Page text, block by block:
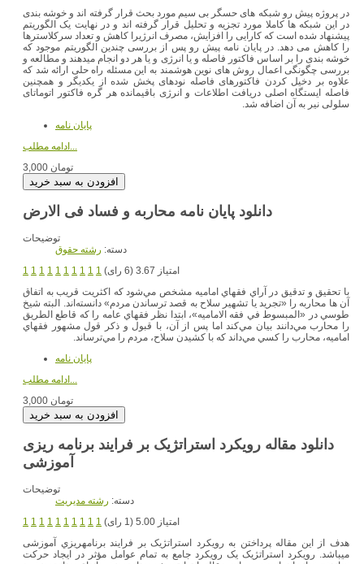
در پروژه پیش رو شبکه های حسگر بی سیم مورد بحث قرار گرفته اند و خوشه بندی
در این شبکه ها کاملا مورد تجزیه و تحلیل قرار گرفته اند و در نهایت یک الگوریتم
پیشنهاد شده است که کارایی را افزایش، مصرف انرژیرا کاهش و تعداد سرکلاسترها
را کاهش می دهد. در پایان نامه پیش رو پس از بررسی چندین الگوریتم موجود که
خوشه بندی را بر اساس فاکتور فاصله و یا انرژی و یا هر دو انجام میدهند و مطالعه و
بررسی چگونگی اعمال روش های نوین هوشمند به این مسئله راه حلی ارائه شد که
علاوه بر دخیل کردن فاکتورهای فاصله نودهای پخش شده از یکدیگر و همچنین
فاصله ایستگاه اصلی دریافت اطلاعات و انرژی باقیمانده هر گره فاکتور اتوماتای
سلولی نیر به آن اضافه شد.
پایان نامه
ادامه مطلب...
3,000 تومان
دانلود پایان نامه محاربه و فساد فی الارض
توضیحات
دسته: رشته حقوق
1 1 1 1 1 1 1 1 1 1
امتیاز 3.67 (6 رای)
با تحقيق و تدقيق در آراي فقهاي اماميه مشخص مي‌شود كه اكثريت قريب به اتفاق
آن ها محاربه را «تجريد يا تشهير سلاح به قصد ترساندن مردم» دانسته‌اند. البته شيخ
طوسي در «المبسوط في فقه الاماميه»، ابتدا نظر فقهاي عامه را كه قاطع الطريق
را محارب مي‌دانند بيان مي‌كند اما پس از آن، با قبول و ذكر قول مشهور فقهاي
اماميه، محارب را كسي مي‌داند كه با كشيدن سلاح، مردم را مي‌ترساند.
پایان نامه
3,000 تومان
دانلود مقاله رویکرد استراتژیک بر فرایند برنامه ریزی
آموزشی
توضیحات
دسته: رشته مديريت
1 1 1 1 1 1 1 1 1 1
امتیاز 5.00 (1 رای)
هدف از این مقاله پرداختن به رویکرد استراتژیک بر فرایند برنامهریزي آموزشی
میباشد. رویکرد استراتژیک یک رویکرد جامع به تمام عوامل مؤثر در ایجاد حرکت